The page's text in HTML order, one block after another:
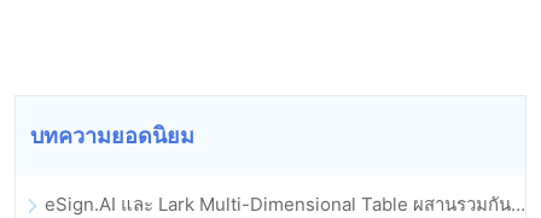
บทความยอดนิยม
eSign.AI และ Lark Multi-Dimensional Table ผสานรวมกันอย่างเป็นทางการ: การลงนามและการเก็บถาวรสัญญาอิเล็กทรอนิกส์แบบอัตโนมัติเต็มรูปแบบ